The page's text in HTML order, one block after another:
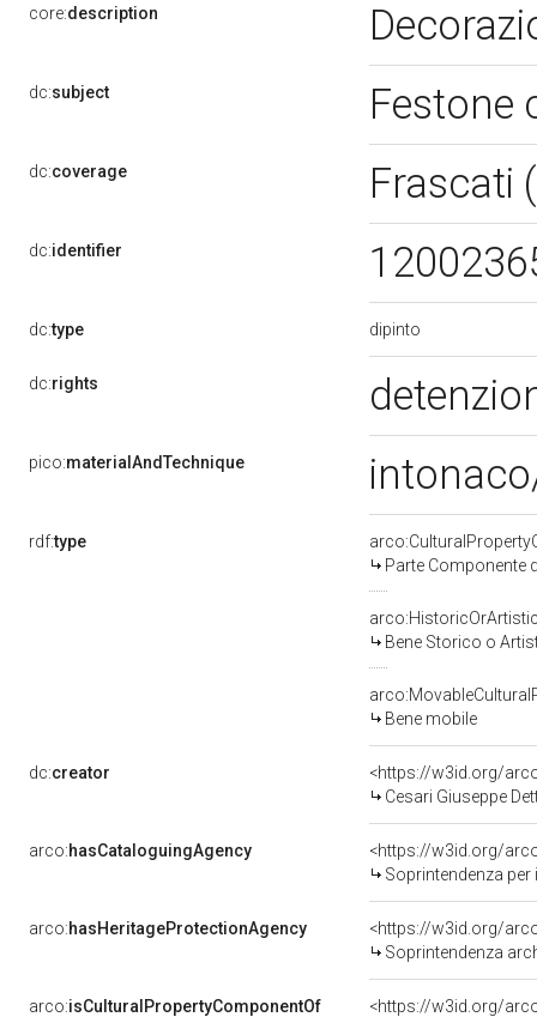
core:description
dc:subject Festone
dc:coverage Frascati
dc:identifier
dc:type dipinto
dc:rights
pico:materialAndTechnique
rdf:type
Parte Componente
Bene Storico o
Bene mobile
dc:creator
<https://w3id.org/
Cesari Giuseppe
arco:hasCataloguingAgency
<https://w3id.org/
Soprintendenza
arco:hasHeritageProtectionAgency
<https://w3id.org/
Soprintendenza
arco:isCulturalPropertyComponentOf
<https://w3id.org/